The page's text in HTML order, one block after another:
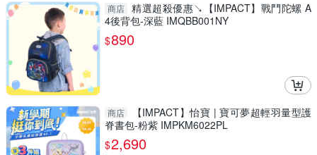
商店 精選超殺優惠↘【IMPACT】戰鬥陀螺 A
4後背包-深藍 IMQBB001NY
$890
商店
【IMPACT】怡寶 | 寶可夢超輕羽量型護
脊書包-粉紫 IMPKM6022PL
$2,690